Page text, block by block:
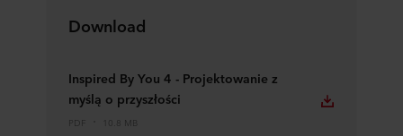
Download
Inspired By You 4 - Projektowanie z
myślą o przyszłości
PDF 10.8 MB